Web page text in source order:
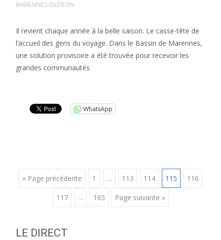
MARENNES-OLÉRON
Il revient chaque année à la belle saison. Le casse-tête de
l’accueil des gens du voyage. Dans le Bassin de Marennes,
une solution provisoire a été trouvée pour recevoir les
grandes communautés
WhatsApp
Posts
navigation
« Page précédente 1 … 113 114 115 116
117 … 165 Page suivante »
LE DIRECT